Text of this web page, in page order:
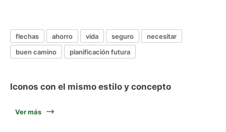
flechas ahorro vida seguro
necesitar
buen camino
planificación futura
Iconos con el mismo estilo y concepto
Ver más